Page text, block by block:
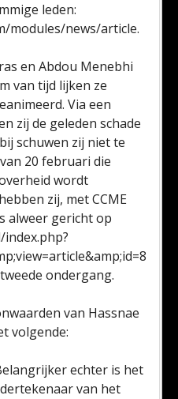
leden:
modules/news/article.
en Abdou Menebhi
van tijd lijken ze
Via een
zij de geleden schade
schuwen zij niet te
20 februari die
wordt
zij, met CCME
alweer gericht op
ondergang.
van Hassnae
volgende:
echter is het
van het